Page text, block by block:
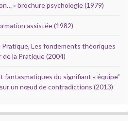
» brochure psychologie (1979)
assistée (1982)
Pratique, Les fondements théoriques
de la Pratique (2004)
fantasmatiques du signifiant « équipe”
un nœud de contradictions (2013)